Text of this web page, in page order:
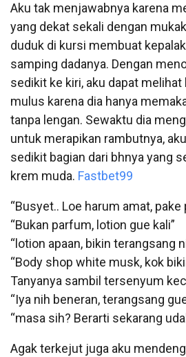
Aku tak menjawabnya karena
yang dekat sekali dengan
duduk di kursi membuat
samping dadanya. Dengan
sedikit ke kiri, aku dapat melihat
mulus karena dia hanya
tanpa lengan. Sewaktu dia
untuk merapikan rambutnya,
sedikit bagian dari bhnya yang
krem muda. Fastbet99
“Busyet.. Loe harum amat, pake
“Bukan parfum, lotion gue kali”
“lotion apaan, bikin terangsang
“Body shop white musk, kok
Tanyanya sambil tersenyum
“Iya nih beneran, terangsang
“masa sih? Berarti sekarang
Agak terkejut juga aku